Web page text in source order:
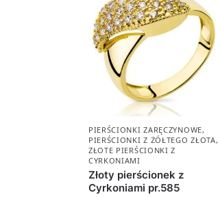
PIERŚCIONKI ZARĘCZYNOWE,
PIERŚCIONKI Z ŻÓŁTEGO ZŁOTA,
ZŁOTE PIERŚCIONKI Z
CYRKONIAMI
Złoty pierścionek z
Cyrkoniami pr.585